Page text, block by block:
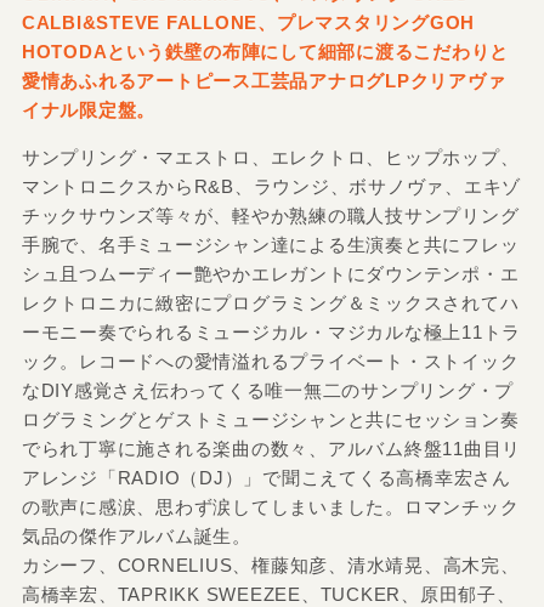
CALBI&STEVE FALLONE、プレマスタリングGOH
HOTODAという鉄壁の布陣にして細部に渡るこだわりと
愛情あふれるアートピース工芸品アナログLPクリアヴァ
イナル限定盤。
サンプリング・マエストロ、エレクトロ、ヒップホップ、
マントロニクスからR&B、ラウンジ、ボサノヴァ、エキゾ
チックサウンズ等々が、軽やか熟練の職人技サンプリング
手腕で、名手ミュージシャン達による生演奏と共にフレッ
シュ且つムーディー艶やかエレガントにダウンテンポ・エ
レクトロニカに緻密にプログラミング＆ミックスされてハ
ーモニー奏でられるミュージカル・マジカルな極上11トラ
ック。レコードへの愛情溢れるプライベート・ストイック
なDIY感覚さえ伝わってくる唯一無二のサンプリング・プ
ログラミングとゲストミュージシャンと共にセッション奏
でられ丁寧に施される楽曲の数々、アルバム終盤11曲目リ
アレンジ「RADIO（DJ）」で聞こえてくる高橋幸宏さん
の歌声に感涙、思わず涙してしまいました。ロマンチック
気品の傑作アルバム誕生。
カシーフ、CORNELIUS、権藤知彦、清水靖晃、高木完、
高橋幸宏、TAPRIKK SWEEZEE、TUCKER、原田郁子、